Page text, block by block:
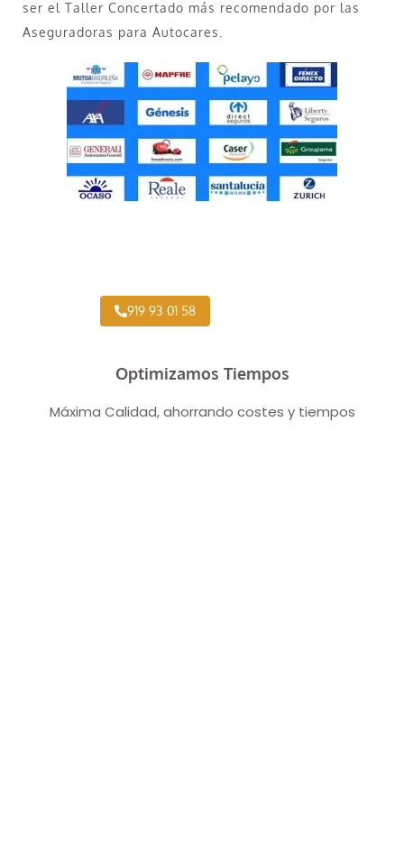
ser el Taller Concertado más recomendado por las
Aseguradoras para Autocares.
919 93 01 58
Optimizamos Tiempos
Máxima Calidad, ahorrando costes y tiempos